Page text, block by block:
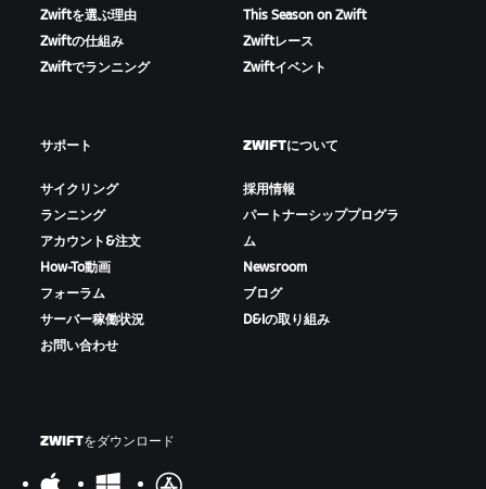
Zwiftを選ぶ理由
Zwiftの仕組み
Zwiftでランニング
This Season on Zwift
Zwiftレース
Zwiftイベント
サポート
サイクリング
ランニング
アカウント&注文
How-To動画
フォーラム
サーバー稼働状況
お問い合わせ
ZWIFTについて
採用情報
パートナーシッププログラ
ム
Newsroom
ブログ
D&Iの取り組み
ZWIFTをダウンロード